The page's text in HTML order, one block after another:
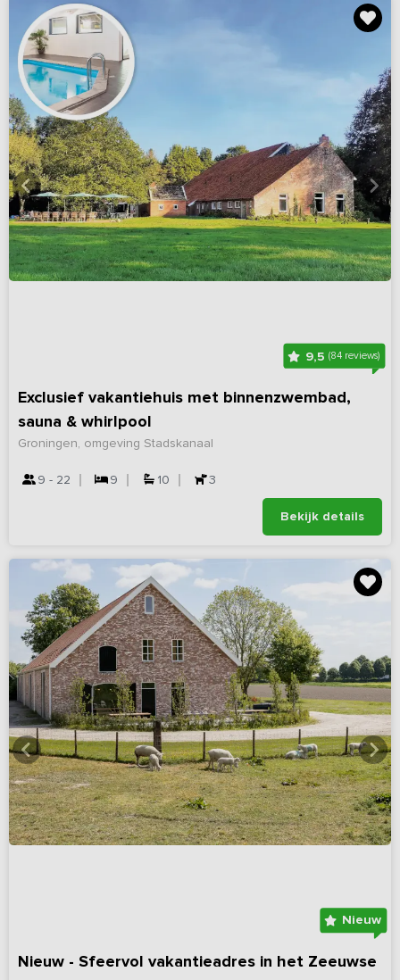
9,5(84 reviews)
Exclusief vakantiehuis met binnenzwembad,
sauna & whirlpool
Groningen, omgeving Stadskanaal
9 - 22 9 10 3
Bekijk details
Nieuw
Nieuw - Sfeervol vakantieadres in het Zeeuwse